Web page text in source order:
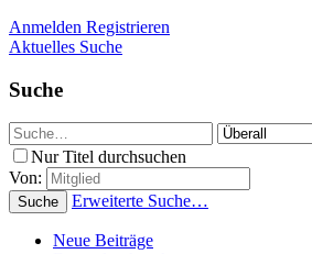
Anmelden Registrieren
Aktuelles Suche
Suche
Nur Titel durchsuchen
Von:
Suche Erweiterte Suche…
Neue Beiträge